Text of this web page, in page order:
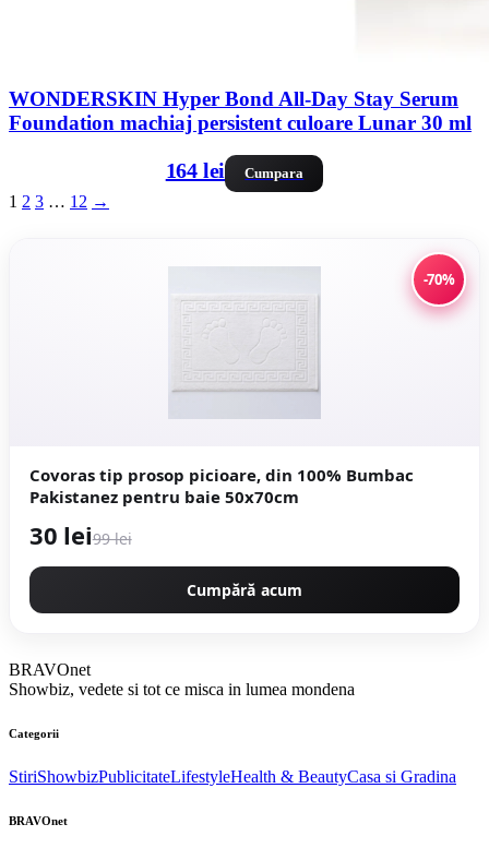
WONDERSKIN Hyper Bond All-Day Stay Serum
Foundation machiaj persistent culoare Lunar 30 ml
164 lei Cumpara
1 2 3 … 12 →
-70%
Covoras tip prosop picioare, din 100% Bumbac
Pakistanez pentru baie 50x70cm
30 lei99 lei
Cumpără acum
BRAVOnet
Showbiz, vedete si tot ce misca in lumea mondena
Categorii
StiriShowbizPublicitateLifestyleHealth & BeautyCasa si Gradina
BRAVOnet